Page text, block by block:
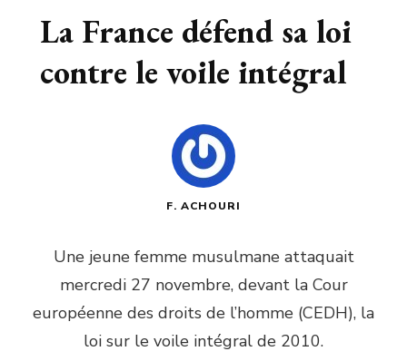
La France défend sa loi
contre le voile intégral
F. ACHOURI
Une jeune femme musulmane attaquait
mercredi 27 novembre, devant la Cour
européenne des droits de l’homme (CEDH), la
loi sur le voile intégral de 2010.